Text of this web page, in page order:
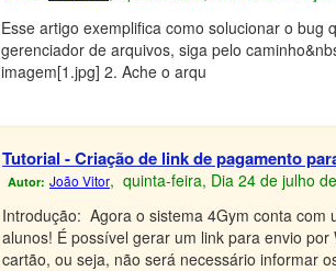
Esse artigo exemplifica como solucionar o
gerenciador de arquivos, siga pelo
imagem[1.jpg] 2. Ache o arqu
Tutorial - Criação de link de pagamento
Autor: João Vitor, quinta-feira, Dia 24 de julho
Introdução: Agora o sistema 4Gym conta
alunos! É possível gerar um link para envio
cartão, ou seja, não será necessário informar